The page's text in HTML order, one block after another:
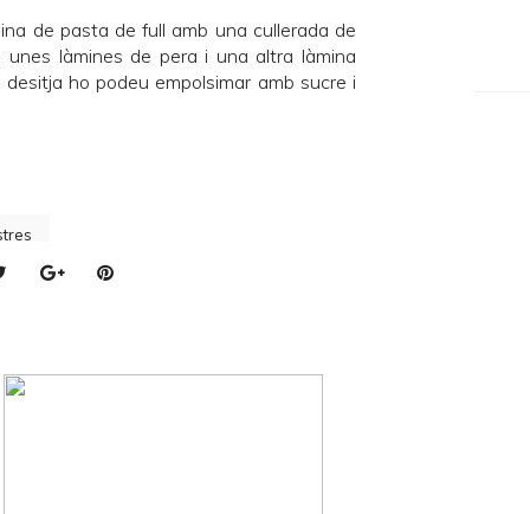
de pasta de full amb una cullerada de
làmines de pera i una altra làmina
ho podeu empolsimar amb sucre i